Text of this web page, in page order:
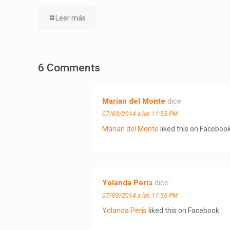
Leer más
6 Comments
Marian del Monte dice:
07/03/2014 a las 11:55 PM
Marian del Monte liked this on
Yolanda Peris dice:
07/03/2014 a las 11:55 PM
Yolanda Peris liked this on Facebook.